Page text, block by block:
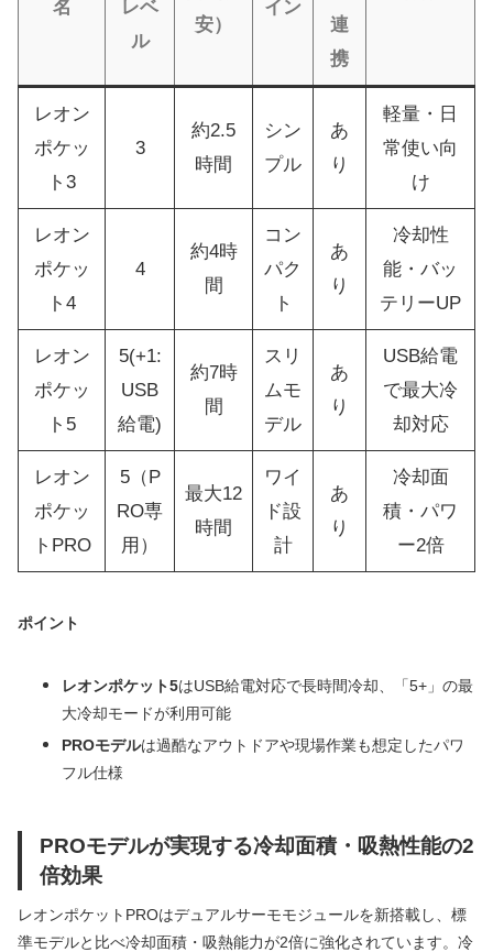
名
レベ
ル
安）
イン
連
携
レオン
ポケッ
ト3
3
約2.5
時間
シン
プル
あ
り
軽量・日
常使い向
け
レオン
ポケッ
ト4
4
約4時
間
コン
パク
ト
あ
り
冷却性
能・バッ
テリーUP
レオン
ポケッ
ト5
5(+1:
USB
給電)
約7時
間
スリ
ムモ
デル
あ
り
USB給電
で最大冷
却対応
レオン
ポケッ
トPRO
5（P
RO専
用）
最大12
時間
ワイ
ド設
計
あ
り
冷却面
積・パワ
ー2倍
ポイント
レオンポケット5はUSB給電対応で長時間冷却、「5+」の最
大冷却モードが利用可能
PROモデルは過酷なアウトドアや現場作業も想定したパワ
フル仕様
PROモデルが実現する冷却面積・吸熱性能の2
倍効果
レオンポケットPROはデュアルサーモモジュールを新搭載し、標
準モデルと比べ冷却面積・吸熱能力が2倍に強化されています。冷